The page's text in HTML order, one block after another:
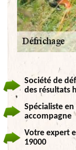
Société de
des résultats
Spécialiste
accompagne
Votre expert
19000